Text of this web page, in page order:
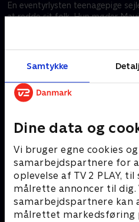
Samtykke
Dine data og
Vi bruger egne cookies
samarbejdspartnere for
oplevelse af TV 2 PLAY,
målrette annoncer til dig.
samarbejdspartnere kan
målrettet markedsføring
En eventyrlysten teenagepige
at redde sit folk. Hun møder
og sammen sejler de ud for at
Kræver
Mere indhold fra